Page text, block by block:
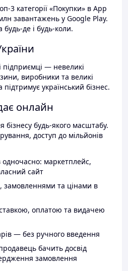
3 категорії «Покупки» в App
завантажень у Google Play.
будь-де і будь-коли.
підприємці — невеликі
виробники та великі
український бізнес.
онлайн
будь-якого масштабу.
доступ до мільйонів
маркетплейс,
сайт
замовленнями та цінами в
оплатою та видачею
— без ручного введення
бачить досвід
замовлення